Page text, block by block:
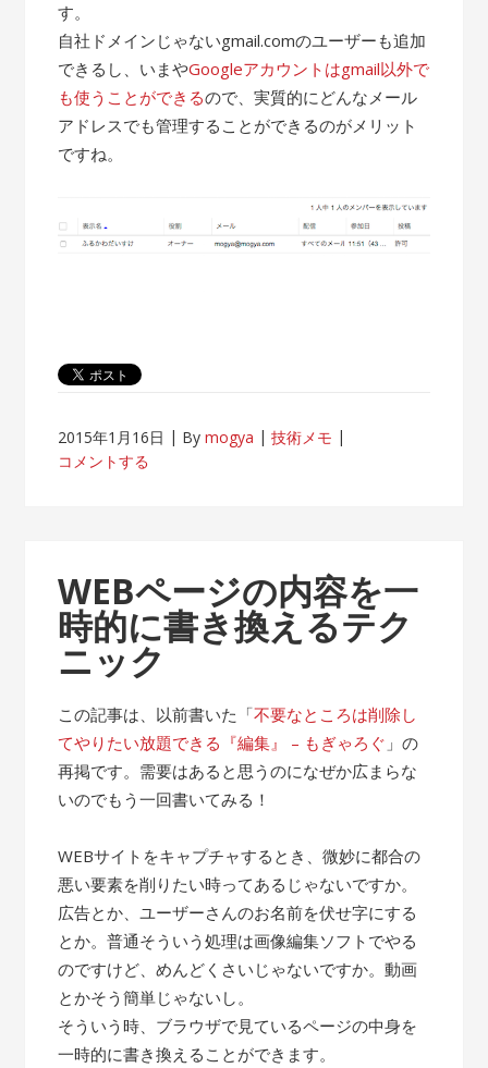
す。
自社ドメインじゃないgmail.comのユーザーも追加
できるし、いまやGoogleアカウントはgmail以外で
も使うことができるので、実質的にどんなメール
アドレスでも管理することができるのがメリット
ですね。
2015年1月16日 Bymogya
技術メモ
コメントする
WEBページの内容を一
時的に書き換えるテク
ニック
この記事は、以前書いた「不要なところは削除し
てやりたい放題できる『編集』 – もぎゃろぐ 」の
再掲です。需要はあると思うのになぜか広まらな
いのでもう一回書いてみる！
WEBサイトをキャプチャするとき、微妙に都合の
悪い要素を削りたい時ってあるじゃないですか。
広告とか、ユーザーさんのお名前を伏せ字にする
とか。普通そういう処理は画像編集ソフトでやる
のですけど、めんどくさいじゃないですか。動画
とかそう簡単じゃないし。
そういう時、ブラウザで見ているページの中身を
一時的に書き換えることができます。